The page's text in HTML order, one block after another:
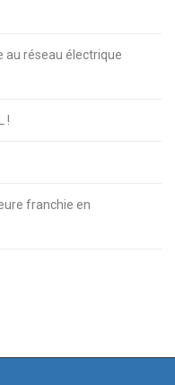
au réseau électrique
!
franchie en